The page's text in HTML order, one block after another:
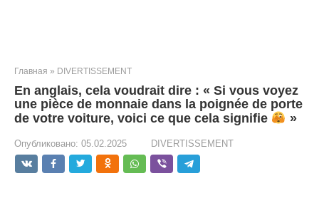
Главная » DIVERTISSEMENT
En anglais, cela voudrait dire : « Si vous voyez
une pièce de monnaie dans la poignée de porte
de votre voiture, voici ce que cela signifie
»
Опубликовано: 05.02.2025 DIVERTISSEMENT